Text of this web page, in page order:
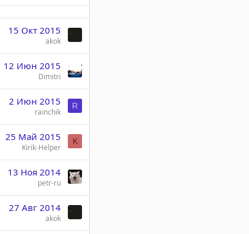
15 Окт 2015
akok
12 Июн 2015
Dimitri
2 Июн 2015
rainchik
R
25 Май 2015
Kirik-Helper
K
13 Ноя 2014
petr-ru
27 Авг 2014
akok